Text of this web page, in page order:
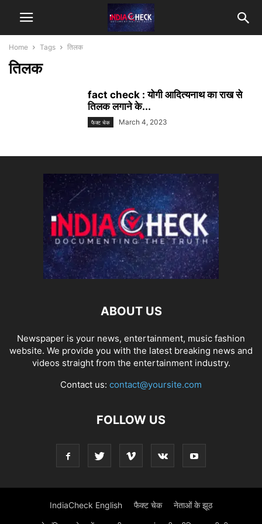
Home Tags तिलक
तिलक
fact check : योगी आदित्यनाथ का राख से
तिलक लगाने के...
फैक्ट चेक March 4, 2023
ABOUT US
Newspaper is your news, entertainment, music fashion
website. We provide you with the latest breaking news and
videos straight from the entertainment industry.
Contact us: contact@yoursite.com
FOLLOW US
IndiaCheck English फैक्ट चेक नेताओं के झूठ